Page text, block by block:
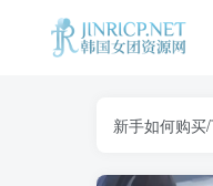
新手如何购买